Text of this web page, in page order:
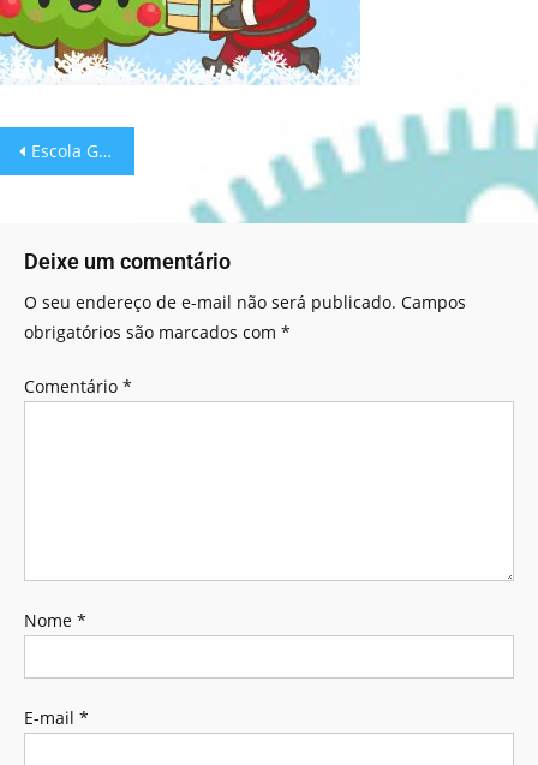
Escola Games: Símbolos do Natal!
Deixe um comentário
O seu endereço de e-mail não será publicado. Campos
obrigatórios são marcados com *
Comentário *
Nome *
E-mail *